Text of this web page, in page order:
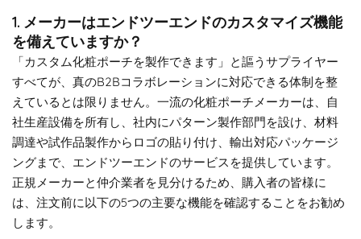
1. メーカーはエンドツーエンドのカスタマイズ機能
を備えていますか？
「カスタム化粧ポーチを製作できます」と謳うサプライヤー
すべてが、真のB2Bコラボレーションに対応できる体制を整
えているとは限りません。一流の化粧ポーチメーカーは、自
社生産設備を所有し、社内にパターン製作部門を設け、材料
調達や試作品製作からロゴの貼り付け、輸出対応パッケージ
ングまで、エンドツーエンドのサービスを提供しています。
正規メーカーと仲介業者を見分けるため、購入者の皆様に
は、注文前に以下の5つの主要な機能を確認することをお勧め
します。